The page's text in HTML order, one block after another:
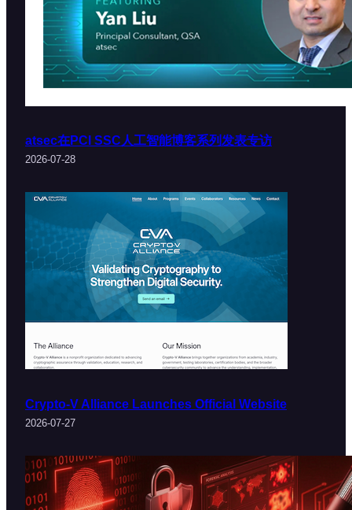
atsec在PCI SSC人工智能博客系列发表专访
2026-07-28
Crypto-V Alliance Launches Official Website
2026-07-27